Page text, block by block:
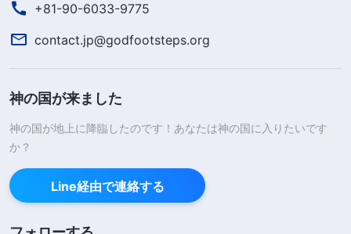
+81-90-6033-9775
contact.jp@godfootsteps.org
神の国が来ました
神の国が地上に降臨したのです！あなたは神の国に入りたいです
か？
Line経由で連絡する